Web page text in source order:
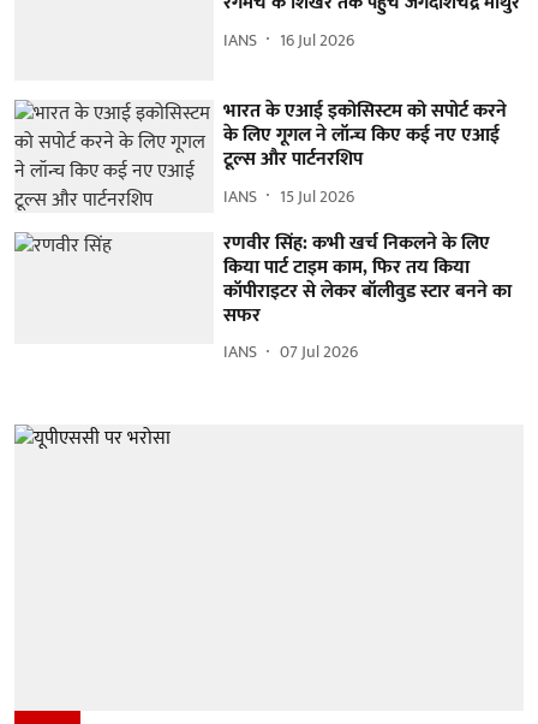
IANS 16 Jul 2026
भारत के एआई इकोसिस्टम को सपोर्ट करने
के लिए गूगल ने लॉन्च किए कई नए एआई
टूल्स और पार्टनरशिप
IANS 15 Jul 2026
रणवीर सिंह: कभी खर्च निकलने के लिए
किया पार्ट टाइम काम, फिर तय किया
कॉपीराइटर से लेकर बॉलीवुड स्टार बनने का
सफर
IANS 07 Jul 2026